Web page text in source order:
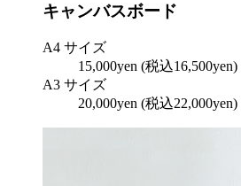
キャンバスボード
A4 サイズ
15,000yen (税込16,500yen)
A3 サイズ
20,000yen (税込22,000yen)